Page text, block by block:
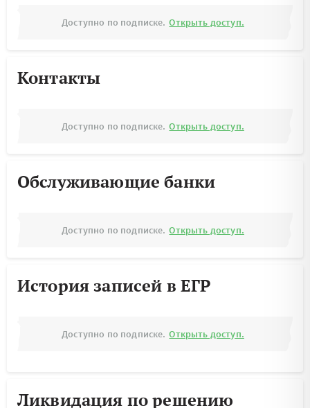
Доступно по подписке. Открыть доступ.
Контакты
Доступно по подписке. Открыть доступ.
Обслуживающие банки
Доступно по подписке. Открыть доступ.
История записей в ЕГР
Доступно по подписке. Открыть доступ.
Ликвидация по решению